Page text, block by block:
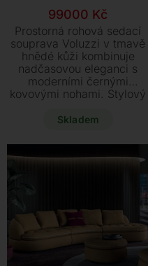
Původní
cena
byla:
187900 Kč.
99000 Kč
Aktuální
cena
je:
99000 Kč.
Prostorná rohová sedací
souprava Voluzzi v tmavě
hnědé kůži kombinuje
nadčasovou eleganci s
moderními černými
kovovými nohami. Stylový
žluté bederní polštáře pro
luxusní kousek od výrobce
Flexlux je nyní k dispozici
Skladem